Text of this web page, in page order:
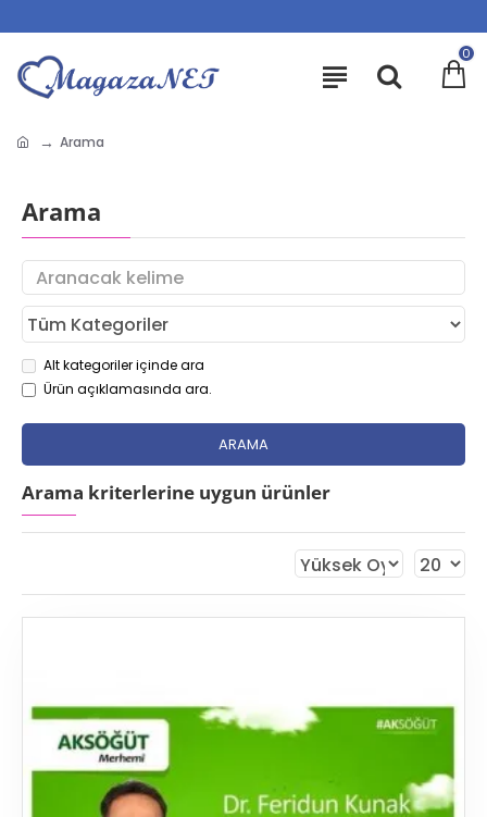
0
Arama
Arama
Alt kategoriler içinde ara
Ürün açıklamasında ara.
ARAMA
Arama kriterlerine uygun ürünler